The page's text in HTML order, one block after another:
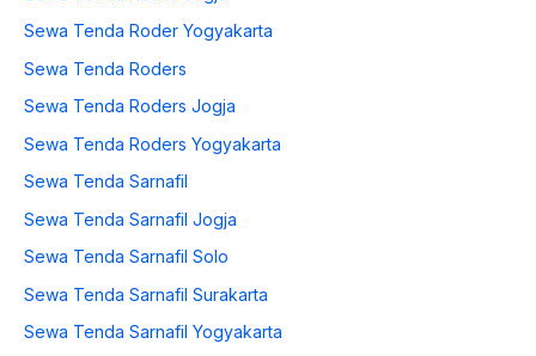
Sewa Tenda Roder Yogyakarta
Sewa Tenda Roders
Sewa Tenda Roders Jogja
Sewa Tenda Roders Yogyakarta
Sewa Tenda Sarnafil
Sewa Tenda Sarnafil Jogja
Sewa Tenda Sarnafil Solo
Sewa Tenda Sarnafil Surakarta
Sewa Tenda Sarnafil Yogyakarta